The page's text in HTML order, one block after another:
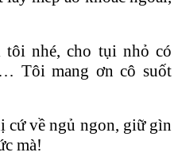
nhé, cho tụi nhỏ có
Tôi mang ơn cô suốt
cứ về ngủ ngon, giữ gìn
mà!